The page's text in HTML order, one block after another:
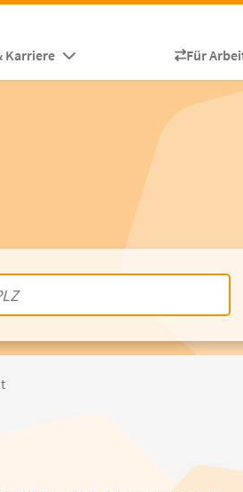
Karriere Für